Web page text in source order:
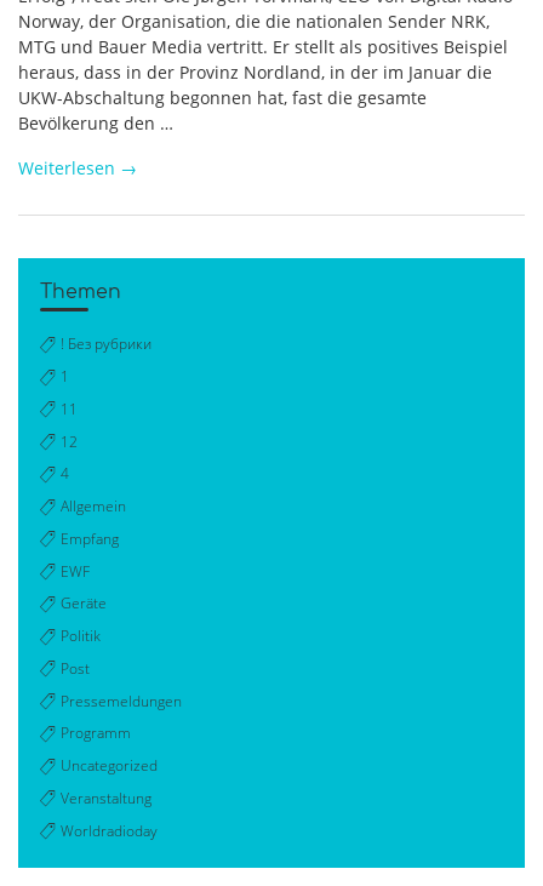
Norway, der Organisation, die die nationalen Sender NRK,
MTG und Bauer Media vertritt. Er stellt als positives Beispiel
heraus, dass in der Provinz Nordland, in der im Januar die
UKW-Abschaltung begonnen hat, fast die gesamte
Bevölkerung den …
Weiterlesen →
Themen
! Без рубрики
1
11
12
4
Allgemein
Empfang
EWF
Geräte
Politik
Post
Pressemeldungen
Programm
Uncategorized
Veranstaltung
Worldradioday